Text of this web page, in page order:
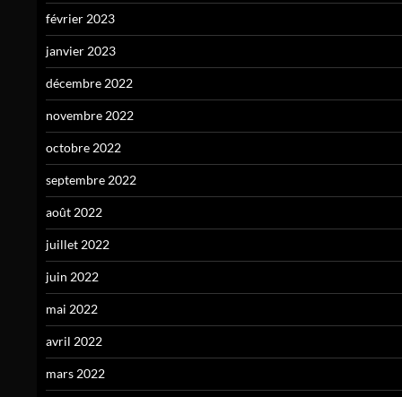
février 2023
janvier 2023
décembre 2022
novembre 2022
octobre 2022
septembre 2022
août 2022
juillet 2022
juin 2022
mai 2022
avril 2022
mars 2022